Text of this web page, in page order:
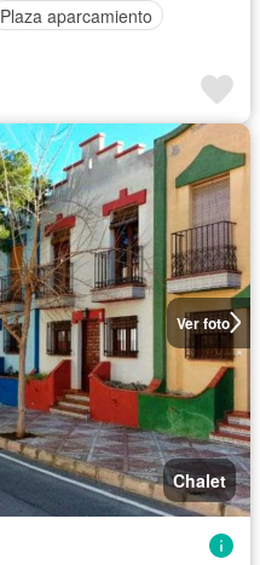
Plaza aparcamiento
Ver foto
Chalet